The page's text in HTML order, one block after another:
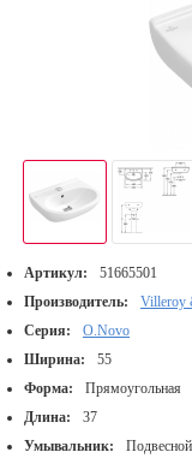
Артикул:
51665501
Производитель:
Villeroy
Серия:
O.Novo
Ширина:
55
Форма:
Прямоугольная
Длина:
37
Умывальник:
Подвесной